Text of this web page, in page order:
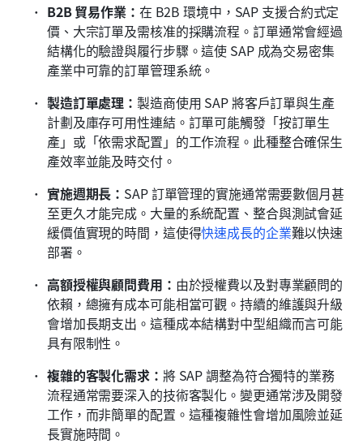
B2B 貿易作業： 在 B2B 環境中，SAP 支援合約式定
價、大宗訂單及需核准的採購流程。訂單通常會經過
結構化的驗證與履行步驟。這使 SAP 成為交易密集
產業中可靠的訂單管理系統。
製造訂單處理：製造商使用 SAP 將客戶訂單與生產
計劃及庫存可用性連結。訂單可能觸發「按訂單生
產」或「依需求配置」的工作流程。此種整合確保生
產效率並能及時交付。
實施週期長： SAP 訂單管理的實施通常需要數個月甚
至更久才能完成。大量的系統配置、整合與測試會延
緩價值實現的時間，這使得快速成長的企業難以快速
部署。
高額授權與顧問費用： 由於授權費以及對專業顧問的
依賴，總擁有成本可能相當可觀。持續的維護與升級
會增加長期支出。這種成本結構對中型組織而言可能
具有限制性。
複雜的客製化需求： 將 SAP 調整為符合獨特的業務
流程通常需要深入的技術客製化。變更通常涉及開發
工作，而非簡單的配置。這種複雜性會增加風險並延
長實施時間。